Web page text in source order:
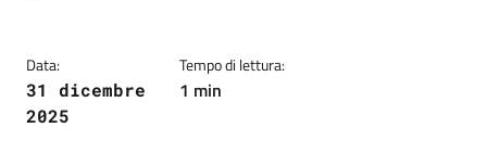
Data:
31 dicembre
2025
Tempo di lettura:
1 min